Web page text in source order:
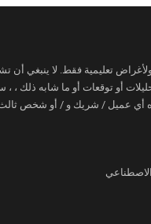
تعليمية فقط. لا ينبغي
أو توقعات أو ما شابه
أي عميل / شريك و / أو شخص